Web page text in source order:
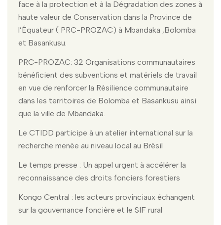
face à la protection et à la Dégradation des zones à
haute valeur de Conservation dans la Province de
l’Équateur ( PRC-PROZAC) à Mbandaka ,Bolomba
et Basankusu.
PRC-PROZAC: 32 Organisations communautaires
bénéficient des subventions et matériels de travail
en vue de renforcer la Résilience communautaire
dans les territoires de Bolomba et Basankusu ainsi
que la ville de Mbandaka.
Le CTIDD participe à un atelier international sur la
recherche menée au niveau local au Brésil
Le temps presse : Un appel urgent à accélérer la
reconnaissance des droits fonciers forestiers
Kongo Central : les acteurs provinciaux échangent
sur la gouvernance foncière et le SIF rural